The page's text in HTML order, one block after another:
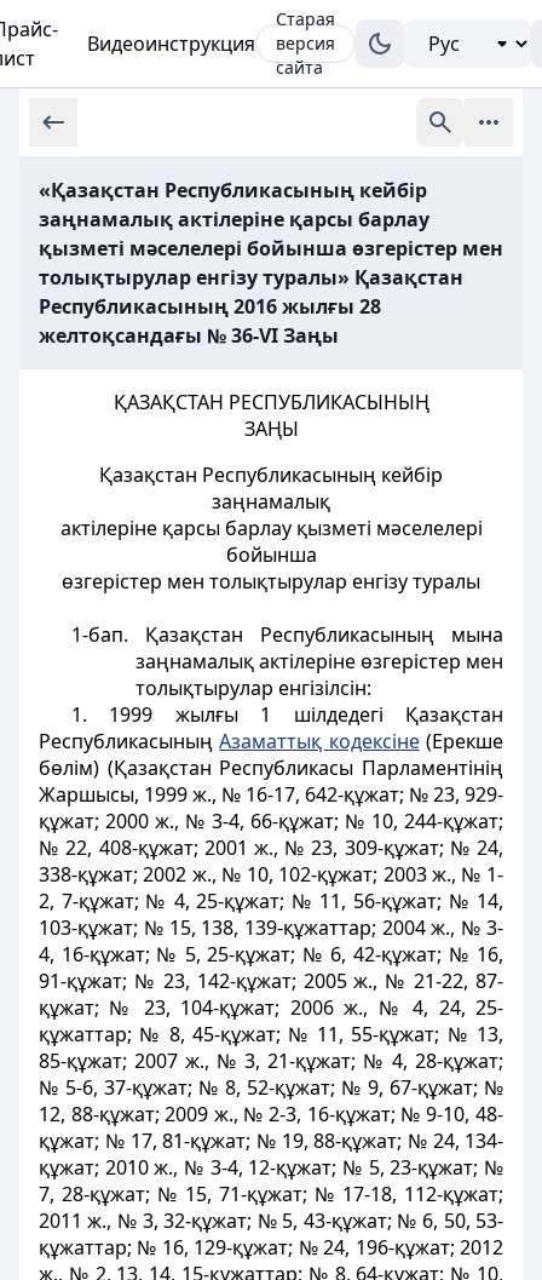
Видеоинструкция
Старая
версия
сайта
«Қазақстан Республикасының кейбір
заңнамалық актілеріне қарсы барлау
қызметі мәселелері бойынша өзгерістер мен
толықтырулар енгізу туралы» Қазақстан
Республикасының 2016 жылғы 28
желтоқсандағы № 36-VI Заңы
ҚАЗАҚСТАН РЕСПУБЛИКАСЫНЫҢ
ЗАҢЫ
Қазақстан Республикасының кейбір
заңнамалық
актілеріне қарсы барлау қызметі мәселелері
бойынша
өзгерістер мен толықтырулар енгізу туралы
1-бап. Қазақстан Республикасының мына
заңнамалық актілеріне өзгерістер мен
толықтырулар енгізілсін:
1. 1999 жылғы 1 шілдедегі Қазақстан
РеспубликасыныңАзаматтық кодексіне(Ерекше
бөлім) (Қазақстан Республикасы Парламентінің
Жаршысы, 1999 ж., № 16-17, 642-құжат; № 23, 929-
құжат; 2000 ж., № 3-4, 66-құжат; № 10, 244-құжат;
№ 22, 408-құжат; 2001 ж., № 23, 309-құжат; № 24,
338-құжат; 2002 ж., № 10, 102-құжат; 2003 ж., № 1-
2, 7-құжат; № 4, 25-құжат; № 11, 56-құжат; № 14,
103-құжат; № 15, 138, 139-құжаттар; 2004 ж., № 3-
4, 16-құжат; № 5, 25-құжат; № 6, 42-құжат; № 16,
91-құжат; № 23, 142-құжат; 2005 ж., № 21-22, 87-
құжат; № 23, 104-құжат; 2006 ж., № 4, 24, 25-
құжаттар; № 8, 45-құжат; № 11, 55-құжат; № 13,
85-құжат; 2007 ж., № 3, 21-құжат; № 4, 28-құжат;
№ 5-6, 37-құжат; № 8, 52-құжат; № 9, 67-құжат; №
12, 88-құжат; 2009 ж., № 2-3, 16-құжат; № 9-10, 48-
құжат; № 17, 81-құжат; № 19, 88-құжат; № 24, 134-
құжат; 2010 ж., № 3-4, 12-құжат; № 5, 23-құжат; №
7, 28-құжат; № 15, 71-құжат; № 17-18, 112-құжат;
2011 ж., № 3, 32-құжат; № 5, 43-құжат; № 6, 50, 53-
құжаттар; № 16, 129-құжат; № 24, 196-құжат; 2012
ж., № 2, 13, 14, 15-құжаттар; № 8, 64-құжат; № 10,